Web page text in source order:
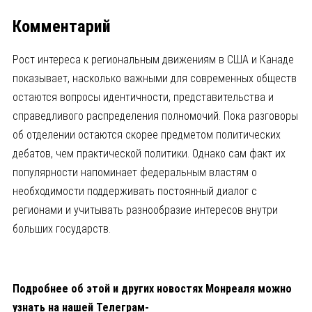
Комментарий
Рост интереса к региональным движениям в США и Канаде
показывает, насколько важными для современных обществ
остаются вопросы идентичности, представительства и
справедливого распределения полномочий. Пока разговоры
об отделении остаются скорее предметом политических
дебатов, чем практической политики. Однако сам факт их
популярности напоминает федеральным властям о
необходимости поддерживать постоянный диалог с
регионами и учитывать разнообразие интересов внутри
больших государств.
Подробнее об этой и других новостях Монреаля можно
узнать на нашей Телеграм-